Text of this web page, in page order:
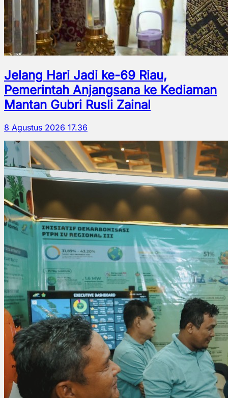
Jelang Hari Jadi ke-69 Riau,
Pemerintah Anjangsana ke Kediaman
Mantan Gubri Rusli Zainal
8 Agustus 2026 17.36